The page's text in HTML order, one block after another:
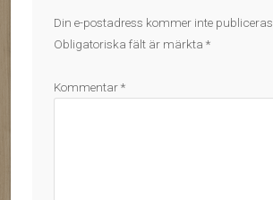
Din e-postadress kommer inte publiceras.
Obligatoriska fält är märkta *
Kommentar*